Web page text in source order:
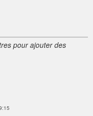
pour ajouter des